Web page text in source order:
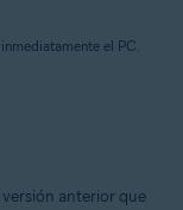
el PC.
anterior que